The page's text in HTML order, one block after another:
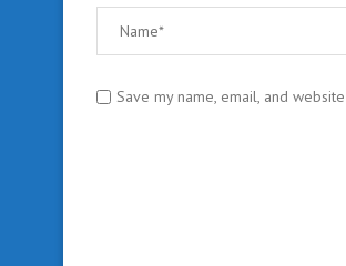
Save my name, email, and